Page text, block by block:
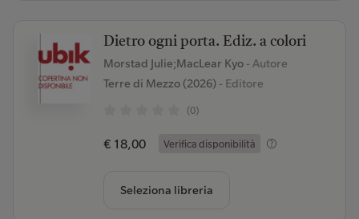
Dietro ogni porta. Ediz. a colori
Morstad Julie;MacLear Kyo - Autore
Terre di Mezzo (2026)- Editore
(0)
€ 18,00 Verifica disponibilità
Seleziona libreria